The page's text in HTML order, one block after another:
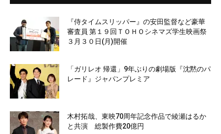
『侍タイムスリッパー』の安田監督など豪華
審査員 第１９回ＴＯＨＯシネマズ学生映画祭
３月３０日(月)開催
「ガリレオ 帰還」9年ぶりの劇場版『沈黙のパ
レード』ジャパンプレミア
木村拓哉、東映70周年記念作品で綾瀬はるか
と共演 総製作費20億円